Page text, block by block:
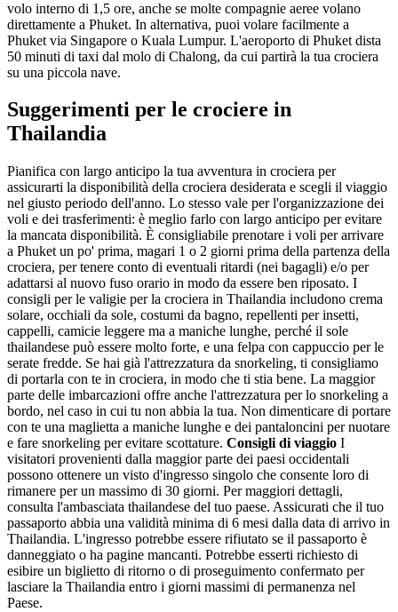
volo interno di 1,5 ore, anche se molte compagnie aeree volano
direttamente a Phuket. In alternativa, puoi volare facilmente a
Phuket via Singapore o Kuala Lumpur. L'aeroporto di Phuket dista
50 minuti di taxi dal molo di Chalong, da cui partirà la tua crociera
su una piccola nave.
Suggerimenti per le crociere in
Thailandia
Pianifica con largo anticipo la tua avventura in crociera per
assicurarti la disponibilità della crociera desiderata e scegli il viaggio
nel giusto periodo dell'anno. Lo stesso vale per l'organizzazione dei
voli e dei trasferimenti: è meglio farlo con largo anticipo per evitare
la mancata disponibilità. È consigliabile prenotare i voli per arrivare
a Phuket un po' prima, magari 1 o 2 giorni prima della partenza della
crociera, per tenere conto di eventuali ritardi (nei bagagli) e/o per
adattarsi al nuovo fuso orario in modo da essere ben riposato. I
consigli per le valigie per la crociera in Thailandia includono crema
solare, occhiali da sole, costumi da bagno, repellenti per insetti,
cappelli, camicie leggere ma a maniche lunghe, perché il sole
thailandese può essere molto forte, e una felpa con cappuccio per le
serate fredde. Se hai già l'attrezzatura da snorkeling, ti consigliamo
di portarla con te in crociera, in modo che ti stia bene. La maggior
parte delle imbarcazioni offre anche l'attrezzatura per lo snorkeling a
bordo, nel caso in cui tu non abbia la tua. Non dimenticare di portare
con te una maglietta a maniche lunghe e dei pantaloncini per nuotare
e fare snorkeling per evitare scottature. Consigli di viaggio I
visitatori provenienti dalla maggior parte dei paesi occidentali
possono ottenere un visto d'ingresso singolo che consente loro di
rimanere per un massimo di 30 giorni. Per maggiori dettagli,
consulta l'ambasciata thailandese del tuo paese. Assicurati che il tuo
passaporto abbia una validità minima di 6 mesi dalla data di arrivo in
Thailandia. L'ingresso potrebbe essere rifiutato se il passaporto è
danneggiato o ha pagine mancanti. Potrebbe esserti richiesto di
esibire un biglietto di ritorno o di proseguimento confermato per
lasciare la Thailandia entro i giorni massimi di permanenza nel
Paese.